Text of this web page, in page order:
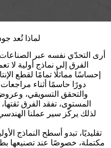
لماذا تُعد
الفرق إلى نماذج أولية لا
إحساسًا مماثلًا تمامًا لقطع
دورًا حاسمًا أثناء
والتحقق التسويقي،
المستوى، تفقد الفرق
لذلك يركّز سير عملنا
تقليديًا، تبدو أسطح النماذج
مكتملة، خصوصًا عند تصنيعها